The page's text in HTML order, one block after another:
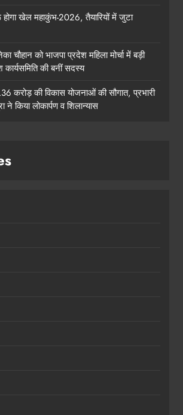
खेल महाकुंभ-2026, तैयारियों में जुटा
चौहान को भाजपा प्रदेश महिला मोर्चा में बड़ी
कार्यसमिति की बनीं सदस्य
करोड़ की विकास योजनाओं की सौगात, प्रभारी
ने किया लोकार्पण व शिलान्यास